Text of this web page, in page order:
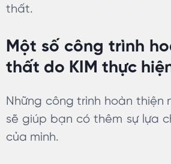
thất.
Một số công trình
thất do KIM thực
Những công trình hoàn thiện
sẽ giúp bạn có thêm sự lựa
của mình.